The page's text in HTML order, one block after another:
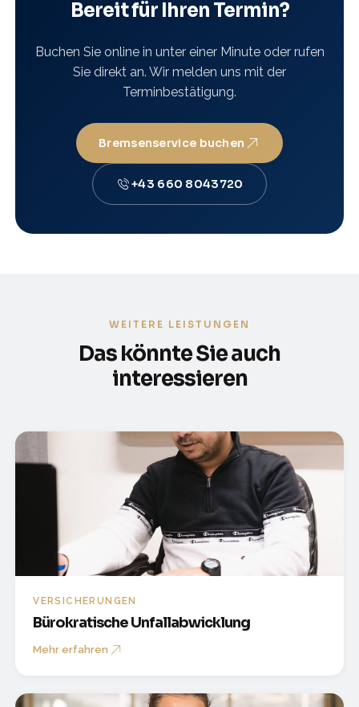
Bereit für Ihren Termin?
Buchen Sie online in unter einer Minute oder rufen
Sie direkt an. Wir melden uns mit der
Terminbestätigung.
Bremsenservice buchen
+43 660 8043720
WEITERE LEISTUNGEN
Das könnte Sie auch
interessieren
VERSICHERUNGEN
Bürokratische Unfallabwicklung
Mehr erfahren